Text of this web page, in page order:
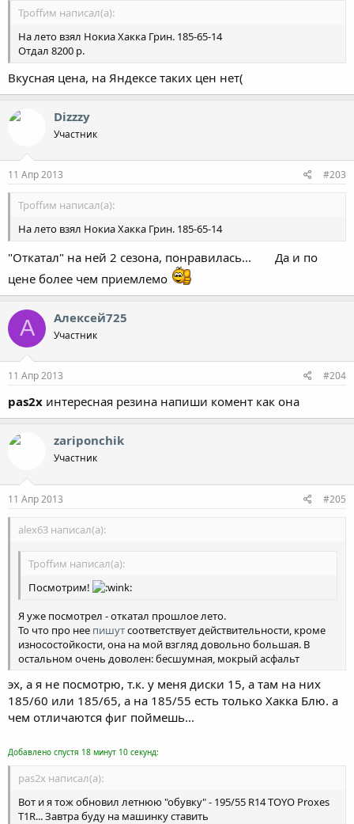
Троffим написал(а):
На лето взял Нокиа Хакка Грин. 185-65-14
Отдал 8200 р.
Вкусная цена, на Яндексе таких цен нет(
Dizzzy
Участник
11 Апр 2013 #203
Троffим написал(а):
На лето взял Нокиа Хакка Грин. 185-65-14
"Откатал" на ней 2 сезона, понравилась...
Да и по
цене более чем приемлемо
А Алексей725
Участник
11 Апр 2013 #204
pas2x интересная резина напиши комент как она
zariponchik
Участник
11 Апр 2013 #205
alex63 написал(а):
Троffим написал(а):
Посмотрим!
Я уже посмотрел - откатал прошлое лето.
То что про нее пишутсоответствует действительности, кроме
износостойкости, она на мой взгляд довольно большая. В
остальном очень доволен: бесшумная, мокрый асфальт
поворачивать на скорости 100 км/ч оно и не надо
.
эх, а я не посмотрю, т.к. у меня диски 15, а там на них
185/60 или 185/65, а на 185/55 есть только Хакка Блю. а
чем отличаются фиг поймешь...
Добавлено спустя 18 минут 10 секунд:
pas2x написал(а):
Вот и я тож обновил летнюю "обувку" - 195/55 R14 TOYO Proxes
T1R... Завтра буду на машинку ставить